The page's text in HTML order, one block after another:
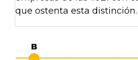
que ostenta esta distinción.